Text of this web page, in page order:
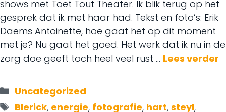
shows met Toet Tout Theater. Ik blik terug op het
gesprek dat ik met haar had. Tekst en foto’s: Erik
Daems Antoinette, hoe gaat het op dit moment
met je? Nu gaat het goed. Het werk dat ik nu in de
zorg doe geeft toch heel veel rust … Lees verder
Categorieën
Uncategorized
Tags
Blerick, energie, fotografie, hart, steyl,